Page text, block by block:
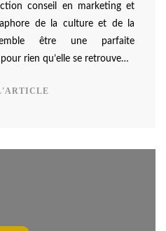
conseil en marketing et
de la culture et de la
être une parfaite
rien qu’elle se retrouve…